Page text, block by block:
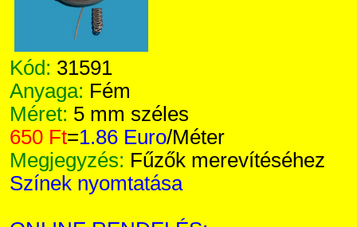
Kód: 31591
Anyaga: Fém
Méret: 5 mm széles
650 Ft=1.86 Euro/Méter
Megjegyzés: Fűzők merevítéséhez
Színek nyomtatása